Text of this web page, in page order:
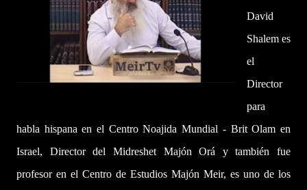
David
Shalem es
el
Director
para
habla hispana en el Centro Noajida Mundial - Brit Olam en
Israel, Director del Midreshet Majón Orá y también fue
profesor en el Centro de Estudios Majón Meir, es uno de los